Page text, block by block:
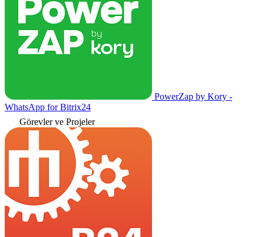
PowerZap by Kory -
WhatsApp for Bitrix24
Görevler ve Projeler